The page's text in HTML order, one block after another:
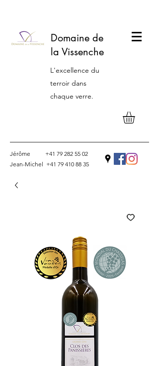
Domaine de
la Vissenche
L'excellence du
terroir dans
chaque verre.
Jérôme +41 79 282 55 02
Jean-Michel +41 79 410 88 35